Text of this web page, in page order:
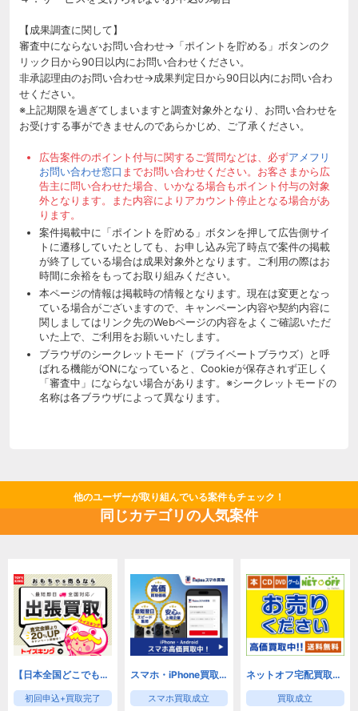
【成果調査に関して】
審査中にならないお問い合わせ→「ポイントを貯める」ボタンのク
リック日から90日以内にお問い合わせください。
非承認理由のお問い合わせ→成果判定日から90日以内にお問い合わ
せください。
※上記期限を過ぎてしまいますと調査対象外となり、お問い合わせを
お受けする事ができませんのであらかじめ、ご了承ください。
広告案件のポイント付与に関するご質問などは、必ずアメフリ
お問い合わせ窓口 までお問い合わせください。お客さまから広
告主に問い合わせた場合、いかなる場合もポイント付与の対象
外となります。また内容によりアカウント停止となる場合があ
ります。
案件掲載中に「ポイントを貯める」ボタンを押して広告側サイ
トに遷移していたとしても、お申し込み完了時点で案件の掲載
が終了している場合は成果対象外となります。ご利用の際はお
時間に余裕をもってお取り組みください。
本ページの情報は掲載時の情報となります。現在は変更となっ
ている場合がございますので、キャンペーン内容や契約内容に
関しましてはリンク先のWebページの内容をよくご確認いただ
いた上で、ご利用をお願いいたします。
ブラウザのシークレットモード（プライベートブラウズ）と呼
ばれる機能がONになっていると、Cookieが保存されず正しく
「審査中」にならない場合があります。※シークレットモードの
名称は各ブラウザによって異なります。
他のユーザーが取り組んでいる案件もチェック！
同じカテゴリの人気案件
【日本全国どこでも対応】おもちゃ買取トイズキング
初回申込+買取完了
スマホ・iPhone買取なら【ノジマのスマホ買取】安心の東証プライム市場企業運営
スマホ買取成立
ネットオフ宅配買取申込/本&DVD買取コース
買取成立